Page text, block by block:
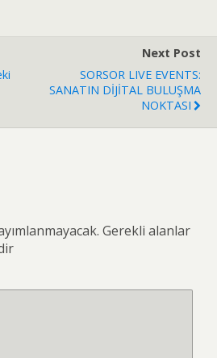
Next Post
SORSOR LIVE EVENTS:
SANATIN DİJİTAL BULUŞMA
NOKTASI
Gerekli alanlar